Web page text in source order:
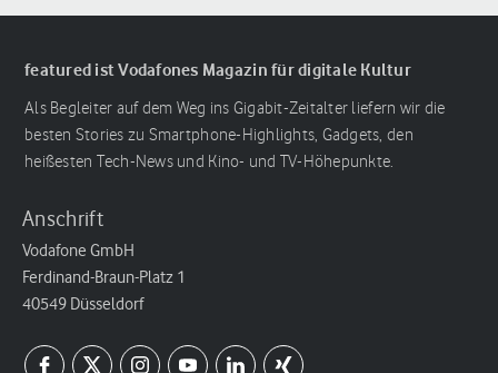
featured ist Vodafones Magazin für digitale Kultur
Als Begleiter auf dem Weg ins Gigabit-Zeitalter liefern wir die
besten Stories zu Smartphone-Highlights, Gadgets, den
heißesten Tech-News und Kino- und TV-Höhepunkte.
Anschrift
Vodafone GmbH
Ferdinand-Braun-Platz 1
40549 Düsseldorf